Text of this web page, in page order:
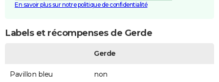
En savoir plus sur notre politique de confidentialité
Labels et récompenses de Gerde
Gerde
Pavillon bleu non